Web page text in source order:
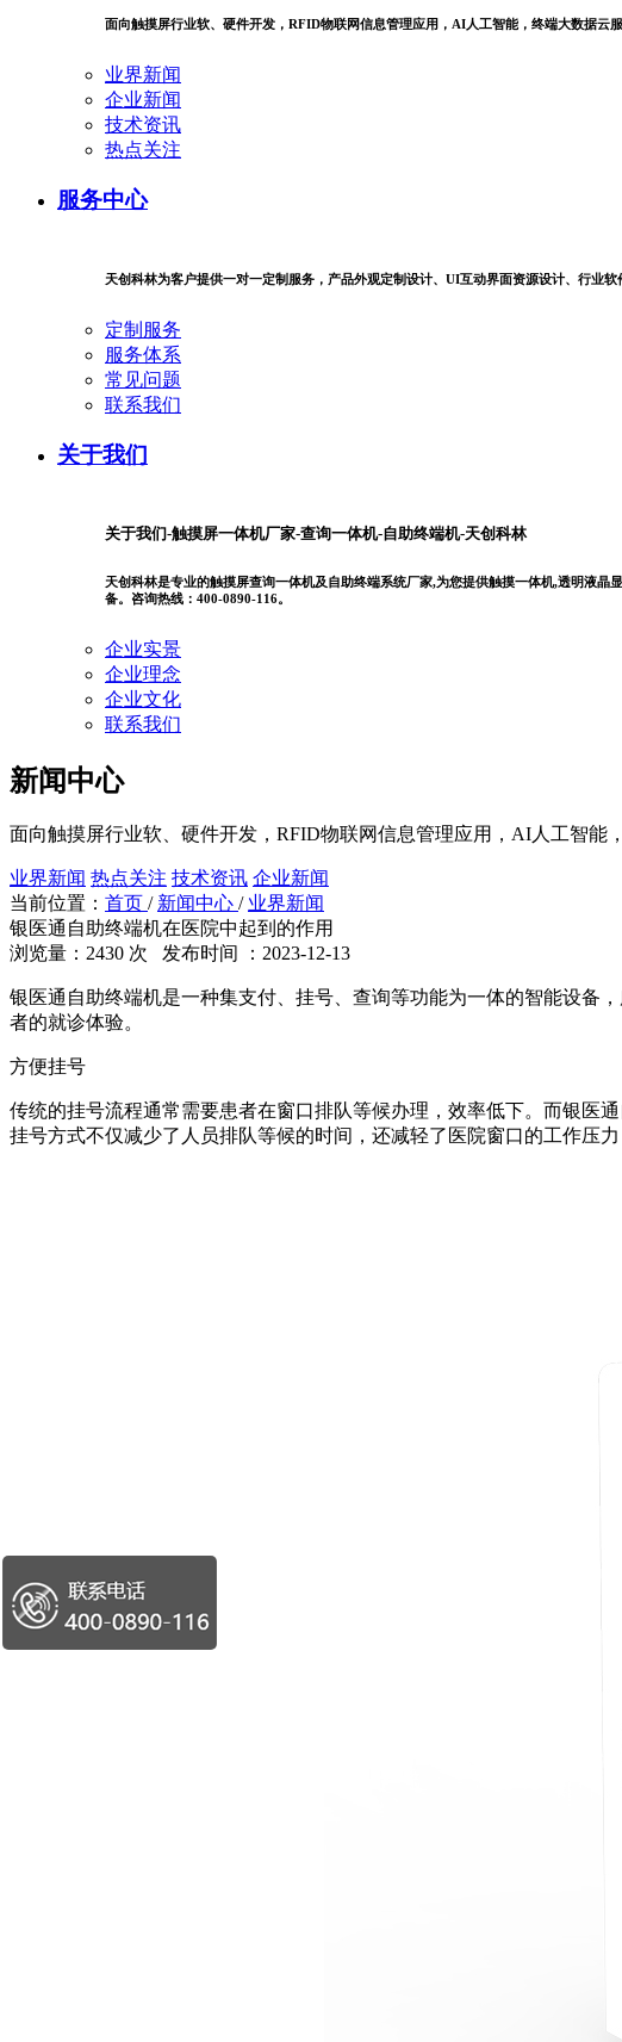
面向触摸屏行业软、硬件开发，RFID物联网信息管理应用，AI人工智能，终端大数据云服
业界新闻
企业新闻
技术资讯
热点关注
服务中心
天创科林为客户提供一对一定制服务，产品外观定制设计、UI互动界面资源设计、行业软
定制服务
服务体系
常见问题
联系我们
关于我们
关于我们-触摸屏一体机厂家-查询一体机-自助终端机-天创科林
天创科林是专业的触摸屏查询一体机及自助终端系统厂家,为您提供触摸一体机,透明液
备。咨询热线：400-0890-116。
企业实景
企业理念
企业文化
联系我们
新闻中心
面向触摸屏行业软、硬件开发，RFID物联网信息管理应用，AI人工智能
业界新闻 热点关注 技术资讯 企业新闻
当前位置： 首页 / 新闻中心 / 业界新闻
银医通自助终端机在医院中起到的作用
浏览量：2430 次 发布时间 ：2023-12-13
银医通自助终端机是一种集支付、挂号、查询等功能为一体的智能设备
者的就诊体验。
方便挂号
传统的挂号流程通常需要患者在窗口排队等候办理，效率低下。而银医
挂号方式不仅减少了人员排队等候的时间，还减轻了医院窗口的工作压力